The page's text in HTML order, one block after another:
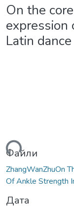
On the
expression
Latin dance
Файли
ZhangWanZhuOn
Of Ankle Strength
Дата